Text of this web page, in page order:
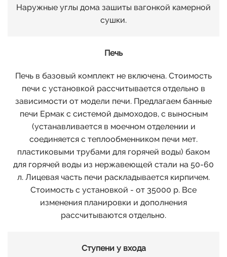
Наружные углы дома зашиты вагонкой камерной
сушки.
Печь
Печь в базовый комплект не включена. Стоимость
печи с установкой рассчитывается отдельно в
зависимости от модели печи. Предлагаем банные
печи Ермак с системой дымоходов, с выносным
(устанавливается в моечном отделении и
соединяется с теплообменником печи мет.
пластиковыми трубами для горячей воды) баком
для горячей воды из нержавеющей стали на 50-60
л. Лицевая часть печи раскладывается кирпичем.
Стоимость с установкой - от 35000 р. Все
изменения планировки и дополнения
рассчитываются отдельно.
Ступени у входа